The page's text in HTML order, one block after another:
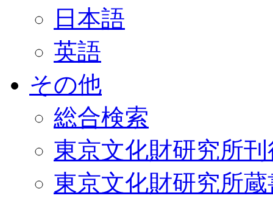
日本語
英語
その他
総合検索
東京文化財研究所
東京文化財研究所